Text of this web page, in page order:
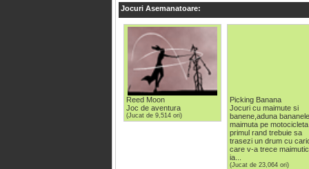
Jocuri Asemanatoare:
Reed Moon
Joc de aventura
(Jucat de 9,514 ori)
Picking Banana
Jocuri cu maimute si
banene,aduna
maimuta pe
primul rand trebuie sa
trasezi un drum cu
care v-a trece
ia...
(Jucat de 23,064 ori)